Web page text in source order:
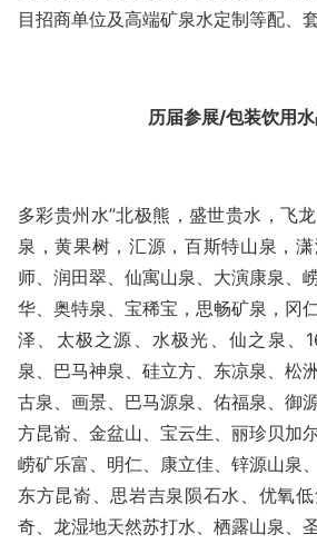
目招商单位及高端矿泉水定制等配、
历届参展/包装饮用
多彩贵州水”北极熊，盛世贵水，飞
泉，黄果树，汇源，百斯特山泉，
师、润田翠、仙寓山泉、大演康泉、
华、奥特泉、宝稀宝，思畅矿泉，冈
泽、太极之源、水极光、仙之泉、
泉、巴马神泉、硅立方、东凉泉、松
古泉、画景、巴马源泉、佑福泉、御
方昆嵛、金盆山、宝云生、丽珍贝加
崂矿乐富、明仁、康立佳、锌源山泉
东方昆嵛、思岩吉泉陨石水、优氧
奇、龙湿地天然苏打水、栖露山泉、